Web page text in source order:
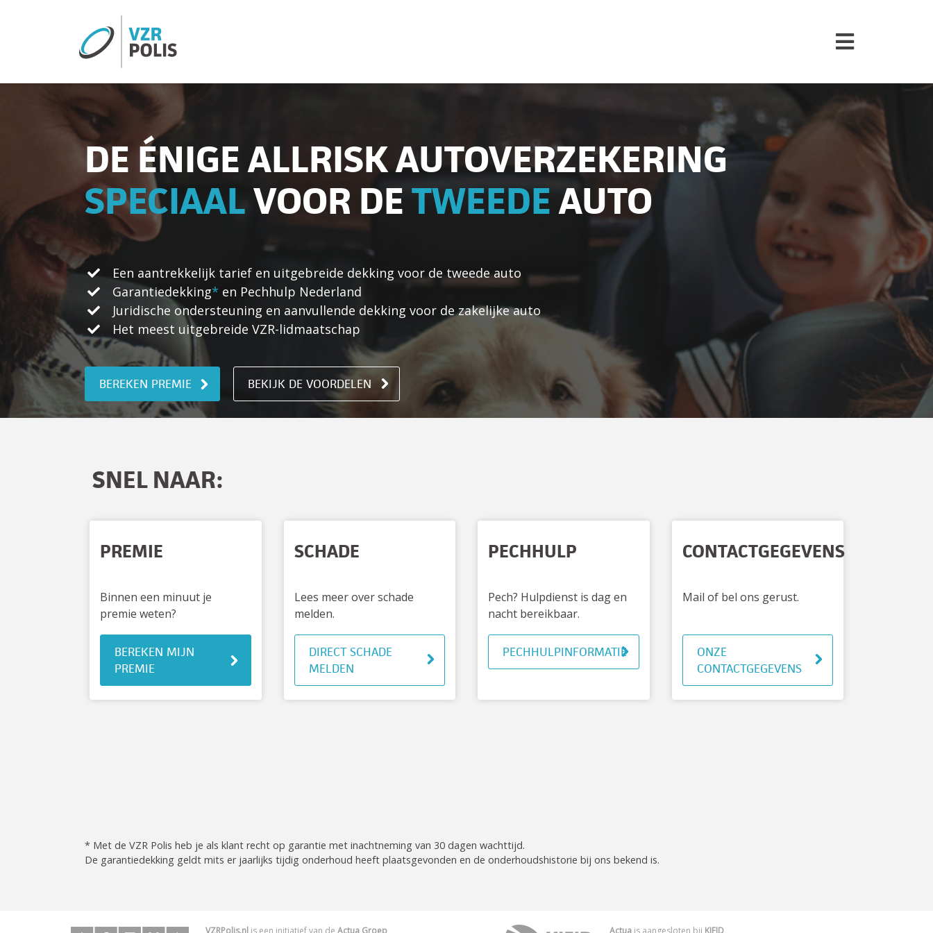
DE ÉNIGE ALLRISK AUTOVERZEKERING
SPECIAALVOOR DETWEEDEAUTO
Een aantrekkelijk tarief en uitgebreide dekking voor de tweede auto
Garantiedekking* en Pechhulp Nederland
Juridische ondersteuning en aanvullende dekking voor de zakelijke auto
Het meest uitgebreide VZR-lidmaatschap
BEREKEN PREMIE BEKIJK DE VOORDELEN
SNEL NAAR:
PREMIE
Binnen een minuut je
premie weten?
BEREKEN MIJN
PREMIE
SCHADE
Lees meer over schade
melden.
DIRECT SCHADE
MELDEN
PECHHULP
Pech? Hulpdienst is dag en
nacht bereikbaar.
PECHHULPINFORMATIE
CONTACTGEGEVENS
Mail of bel ons gerust.
ONZE
CONTACTGEGEVENS
* Met de VZR Polis heb je als klant recht op garantie met inachtneming van 30 dagen wachttijd.
De garantiedekking geldt mits er jaarlijks tijdig onderhoud heeft plaatsgevonden en de onderhoudshistorie bij ons bekend is.
VZRPolis.nl is een initiatief van de Actua Groep Actua is aangesloten bij KIFID